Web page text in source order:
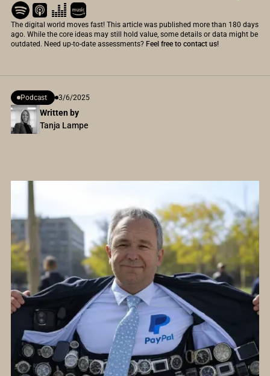
The digital world moves fast! This article was published more than 180 days
ago. While the core ideas may still hold value, some details or data might be
outdated. Need up-to-date assessments? Feel free to contact us!
Written by
Tanja Lampe
Podcast 3/6/2025